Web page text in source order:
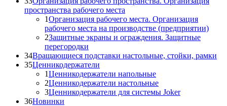
пространства рабочего места
1Организация рабочего места. Организация
рабочего места на производстве (предприятии)
2Защитные экраны и ограждения. Защитные
перегородки
34Вращающиеся подставки настольные, стойки, рамки
35Ценникодержатели
1Ценникодержатели напольные
2Ценникодержатели настольные
3Ценникодержатели для системы Joker
36Новинки